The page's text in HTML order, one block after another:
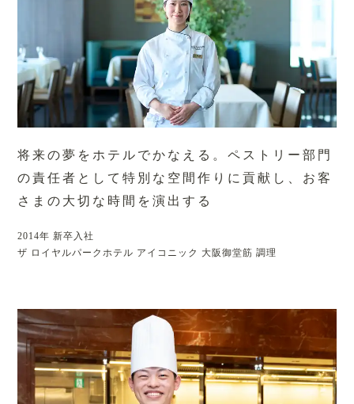
将来の夢をホテルでかなえる。ペストリー部門
の責任者として特別な空間作りに貢献し、お客
さまの大切な時間を演出する
2014年 新卒入社
ザ ロイヤルパークホテル アイコニック 大阪御堂筋 調理